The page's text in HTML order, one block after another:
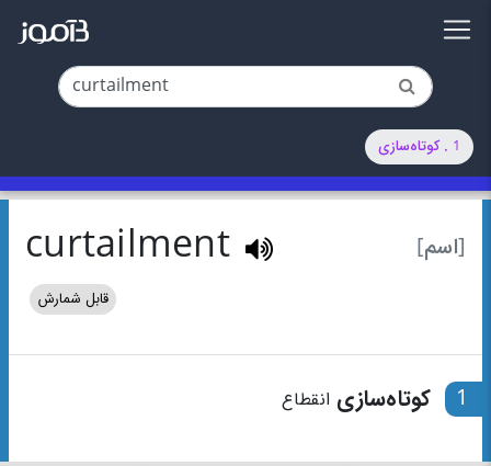
1 . کوتاه‌سازی
[اسم] curtailment
قابل شمارش
1 کوتاه‌سازی انقطاع